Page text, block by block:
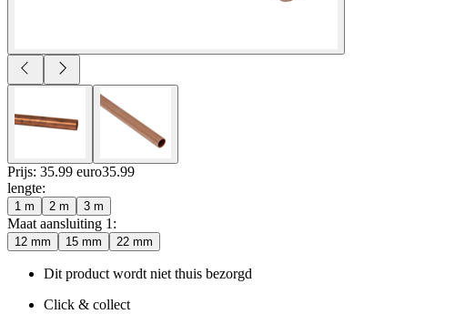
Prijs: 35.99 euro35.99
lengte:
1 m 2 m 3 m
Maat aansluiting 1 :
12 mm 15 mm 22 mm
Dit product wordt niet thuis bezorgd
Click & collect